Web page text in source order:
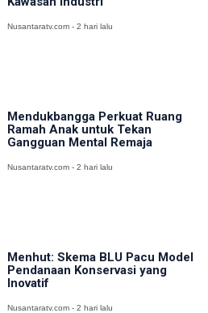
Nusantaratv.com - 2 hari lalu
Mendukbangga Perkuat Ruang
Ramah Anak untuk Tekan
Gangguan Mental Remaja
Nusantaratv.com - 2 hari lalu
Menhut: Skema BLU Pacu Model
Pendanaan Konservasi yang
Inovatif
Nusantaratv.com - 2 hari lalu